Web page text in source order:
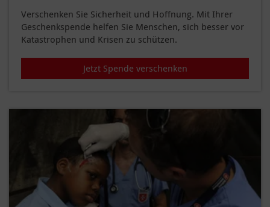
Verschenken Sie Sicherheit und Hoffnung. Mit Ihrer
Geschenkspende helfen Sie Menschen, sich besser vor
Katastrophen und Krisen zu schützen.
Jetzt Spende verschenken